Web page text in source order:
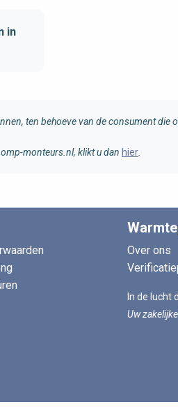
in
ten behoeve van de consument die
monteurs.nl, klikt u dan hier
Over ons
In de lucht
Uw